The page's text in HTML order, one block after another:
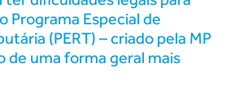
Programa Especial de
(PERT) – criado pela MP
de uma forma geral mais